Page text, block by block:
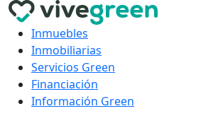
Inmuebles
Inmobiliarias
Servicios Green
Financiación
Información Green